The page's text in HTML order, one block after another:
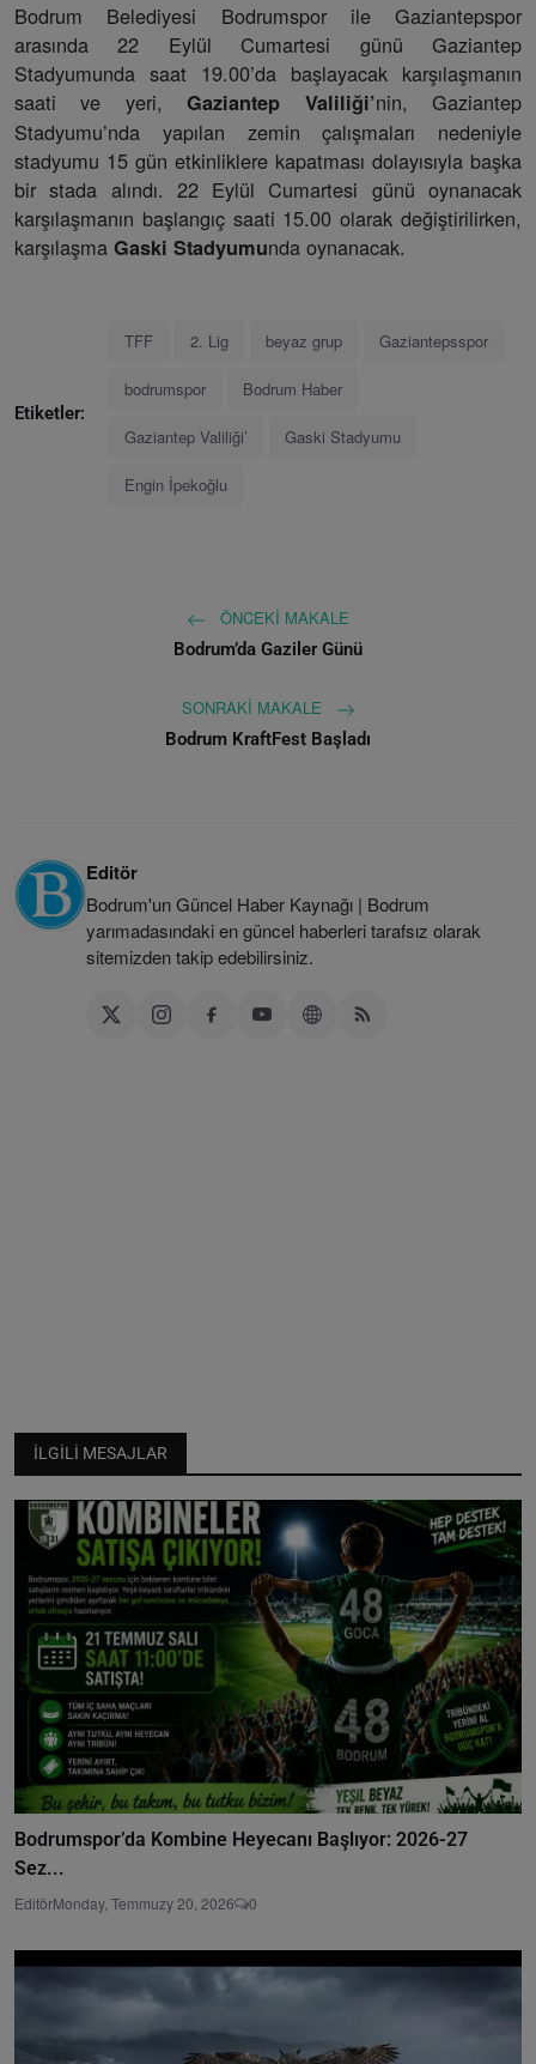
Bodrum Belediyesi Bodrumspor ile Gaziantepspor
arasında 22 Eylül Cumartesi günü Gaziantep
Stadyumunda saat 19.00’da başlayacak karşılaşmanın
saati ve yeri,Gaziantep Valiliği’nin, Gaziantep
Stadyumu’nda yapılan zemin çalışmaları nedeniyle
stadyumu 15 gün etkinliklere kapatması dolayısıyla başka
bir stada alındı. 22 Eylül Cumartesi günü oynanacak
karşılaşmanın başlangıç saati 15.00 olarak değiştirilirken,
karşılaşma Gaski Stadyumunda oynanacak.
Etiketler:
TFF 2. Lig beyaz grup Gaziantepsspor
bodrumspor Bodrum Haber
Gaziantep Valiliği’ Gaski Stadyumu
Engin İpekoğlu
ÖNCEKI MAKALE
Bodrum’da Gaziler Günü
SONRAKI MAKALE
Bodrum KraftFest Başladı
Editör
Bodrum'un Güncel Haber Kaynağı | Bodrum
yarımadasındaki en güncel haberleri tarafsız olarak
sitemizden takip edebilirsiniz.
İLGILI MESAJLAR
Bodrumspor’da Kombine Heyecanı Başlıyor: 2026-27
Sez...
EditörMonday, Temmuzy 20, 2026 0